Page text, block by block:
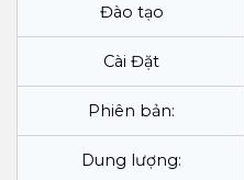
Đào tạo
Cài Đặt
Phiên bản:
Dung lượng: